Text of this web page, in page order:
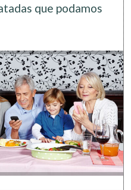
que podamos